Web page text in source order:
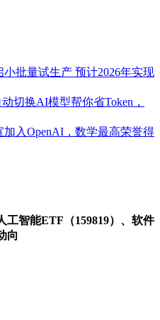
批量试生产 预计2026年实现
切换AI模型帮你省Token，
入OpenAI，数学最高荣誉得
工智能ETF（159819）、软件
向